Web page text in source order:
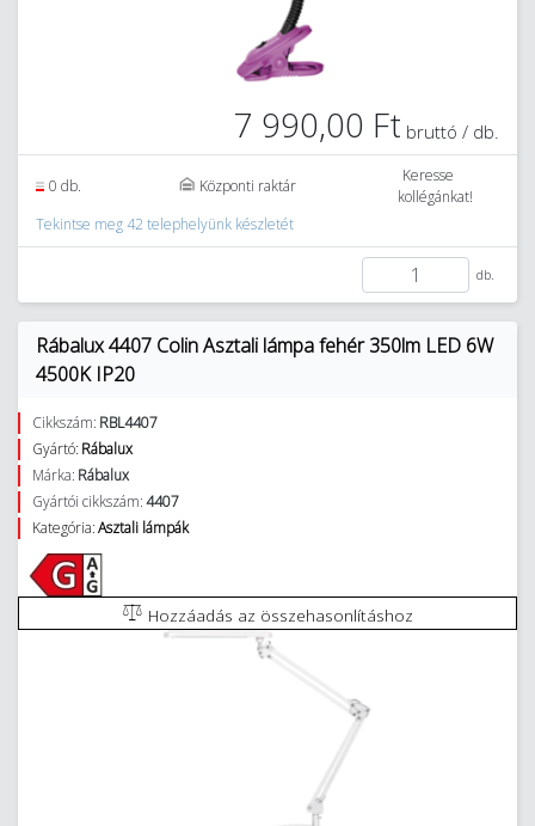
7 990,00 Ft bruttó / db.
0 db. Központi raktár
Keresse
kollégánkat!
Tekintse meg 42 telephelyünk készletét
db.
Rábalux 4407 Colin Asztali lámpa fehér 350lm LED 6W
4500K IP20
Cikkszám: RBL4407
Gyártó: Rábalux
Márka: Rábalux
Gyártói cikkszám:4407
Kategória:Asztali lámpák
Hozzáadás az összehasonlításhoz